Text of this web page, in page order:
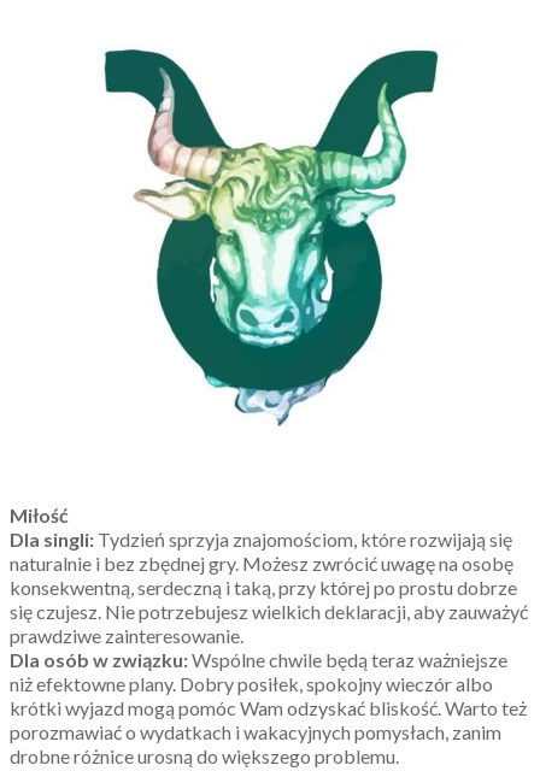
Miłość
Dla singli: Tydzień sprzyja znajomościom, które rozwijają się
naturalnie i bez zbędnej gry. Możesz zwrócić uwagę na osobę
konsekwentną, serdeczną i taką, przy której po prostu dobrze
się czujesz. Nie potrzebujesz wielkich deklaracji, aby zauważyć
prawdziwe zainteresowanie.
Dla osób w związku:Wspólne chwile będą teraz ważniejsze
niż efektowne plany. Dobry posiłek, spokojny wieczór albo
krótki wyjazd mogą pomóc Wam odzyskać bliskość. Warto też
porozmawiać o wydatkach i wakacyjnych pomysłach, zanim
drobne różnice urosną do większego problemu.